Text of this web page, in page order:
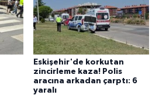
Eskişehir'de korkutan
zincirleme kaza! Polis
aracına arkadan çarptı: 6
yaralı